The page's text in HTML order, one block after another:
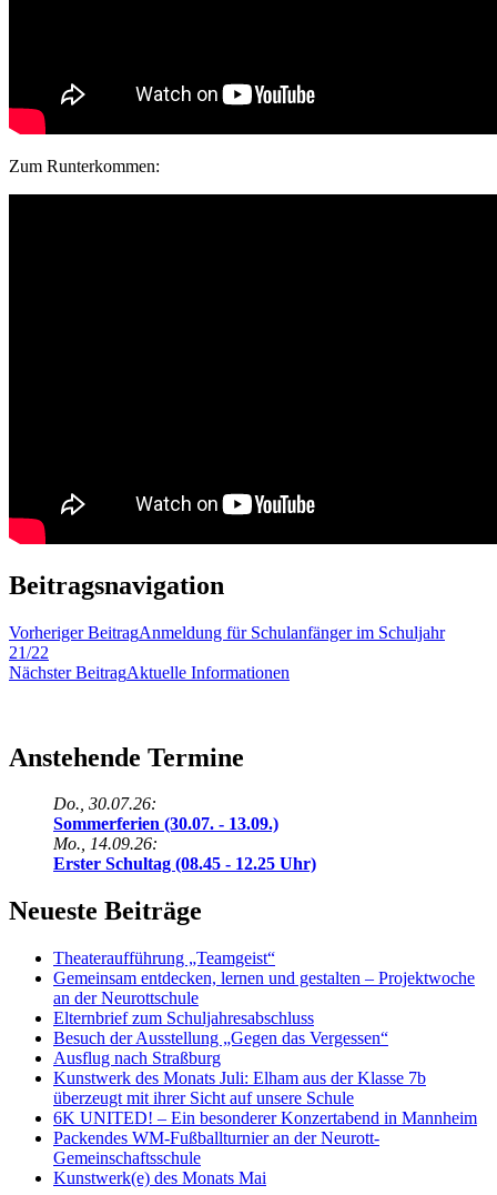
Zum Runterkommen:
Beitragsnavigation
Vorheriger BeitragAnmeldung für Schulanfänger im Schuljahr
21/22
Nächster BeitragAktuelle Informationen
Anstehende Termine
Do., 30.07.26:
Sommerferien (30.07. - 13.09.)
Mo., 14.09.26:
Erster Schultag (08.45 - 12.25 Uhr)
Neueste Beiträge
Theateraufführung „Teamgeist“
Gemeinsam entdecken, lernen und gestalten – Projektwoche
an der Neurottschule
Elternbrief zum Schuljahresabschluss
Besuch der Ausstellung „Gegen das Vergessen“
Ausflug nach Straßburg
Kunstwerk des Monats Juli: Elham aus der Klasse 7b
überzeugt mit ihrer Sicht auf unsere Schule
6K UNITED! – Ein besonderer Konzertabend in Mannheim
Packendes WM-Fußballturnier an der Neurott-
Gemeinschaftsschule
Kunstwerk(e) des Monats Mai